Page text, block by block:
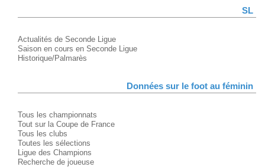
SL
Actualités de Seconde Ligue
Saison en cours en Seconde Ligue
Historique/Palmarès
Données sur le foot au féminin
Tous les championnats
Tout sur la Coupe de France
Tous les clubs
Toutes les sélections
Ligue des Champions
Recherche de joueuse